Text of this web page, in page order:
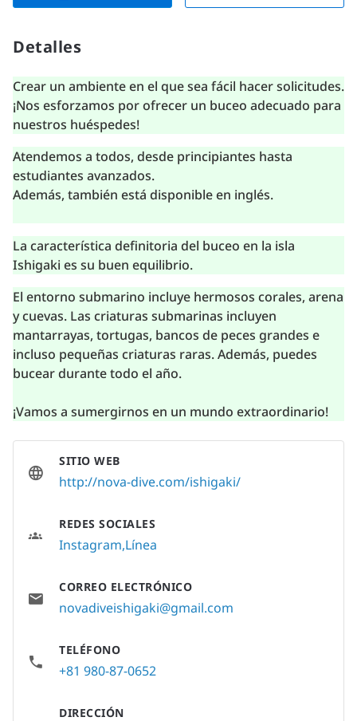
Detalles
Crear un ambiente en el que sea fácil hacer solicitudes.
¡Nos esforzamos por ofrecer un buceo adecuado para
nuestros huéspedes!
Atendemos a todos, desde principiantes hasta
estudiantes avanzados.
Además, también está disponible en inglés.
La característica definitoria del buceo en la isla
Ishigaki es su buen equilibrio.
El entorno submarino incluye hermosos corales, arena
y cuevas. Las criaturas submarinas incluyen
mantarrayas, tortugas, bancos de peces grandes e
incluso pequeñas criaturas raras. Además, puedes
bucear durante todo el año.
¡Vamos a sumergirnos en un mundo extraordinario!
SITIO WEB
http://nova-dive.com/ishigaki/
REDES SOCIALES
Instagram Línea
CORREO ELECTRÓNICO
novadiveishigaki@gmail.com
TELÉFONO
+81 980-87-0652
DIRECCIÓN